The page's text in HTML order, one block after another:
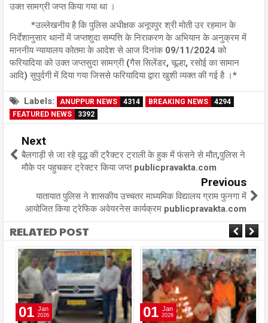
उक्त सामग्री जप्त किया गया था ।
*उल्लेखनीय है कि पुलिस अधीक्षक अनूपपुर श्री मोती उर रहमान के
निर्देशानुसार थानों में जप्तशुदा सम्पत्ति के निराकरण के अभियान के अनुक्रम में
माननीय न्यायालय कोतमा के आदेश से आज दिनांक 09/11/2024 को
फरियादिया को उक्त जप्तसुदा सामग्री (गैस सिलेंडर, चूल्हा, रसोई का सामान
आदि) सुपुर्दगी में दिया गया जिससे फरियादिया द्वारा खुशी व्यक्त की गई है ।*
Labels: ANUPPUR NEWS 4314 BREAKING NEWS
4294
FEATURED NEWS
3392
Next
बैलगाड़ी से जा रहे वृद्ध की ट्रैक्टर ट्राली के हुक में फंसने से मौत,पुलिस ने
मौके पर पहुचकर ट्रेक्टर किया जप्त publicpravakta.com
Previous
यातायात पुलिस ने शासकीय उच्चतर माध्यमिक विद्यालय ग्राम फुनगा में
आयोजित किया ट्रेफिक अवेयरनेस कार्यक्रम publicpravakta.com
RELATED POST
01 Jan
2026 01 Jan
2026